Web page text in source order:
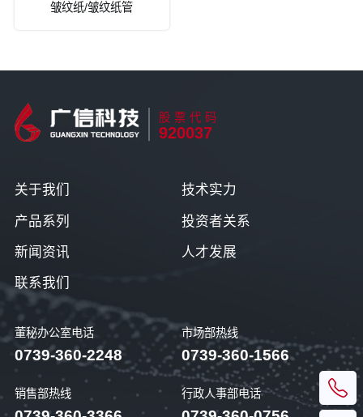
皱纹纸/皱纹纸管
股票代码
920037
董秘办公室电话
0739-360-2248
市场部热线
0739-360-1566
销售部热线 行政人事部电话
关于我们 技术实力
产品系列 投资者关系
新闻资讯 人才发展
联系我们